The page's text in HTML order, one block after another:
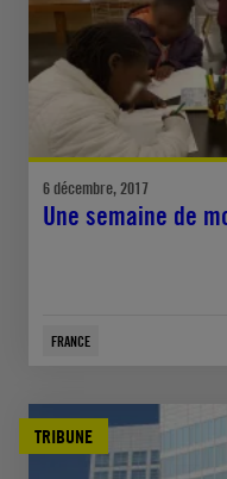
6 décembre, 2017
Une semaine de
FRANCE
TRIBUNE